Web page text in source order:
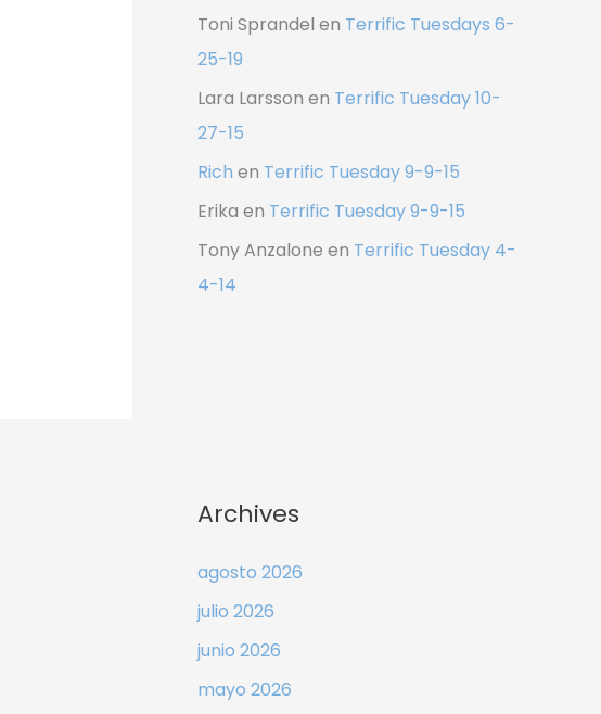
Toni Sprandel en Terrific Tuesdays 6-
25-19
Lara Larsson en Terrific Tuesday 10-
27-15
Rich en Terrific Tuesday 9-9-15
Erika en Terrific Tuesday 9-9-15
Tony Anzalone en Terrific Tuesday 4-
4-14
Archives
agosto 2026
julio 2026
junio 2026
mayo 2026